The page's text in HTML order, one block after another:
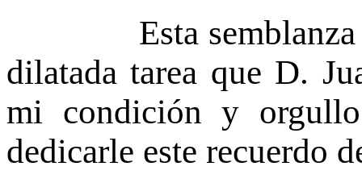
Esta semblanza no
dilatada tarea que D.
mi condición y
dedicarle este recuerdo